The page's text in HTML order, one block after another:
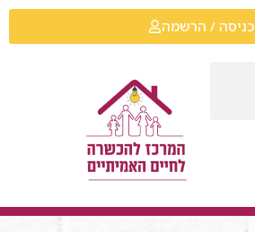
כניסה / הרשמה